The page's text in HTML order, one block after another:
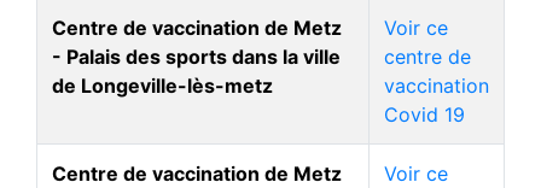
Centre de vaccination de Metz
- Palais des sports dans la ville
de Longeville-lès-metz
Voir ce
centre de
vaccination
Covid 19
Centre de vaccination de Metz
Voir ce